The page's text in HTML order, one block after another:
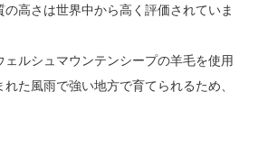
高さは世界中から高く評価されていま
ェルシュマウンテンシープの羊毛を使用
た風雨で強い地方で育てられるため、